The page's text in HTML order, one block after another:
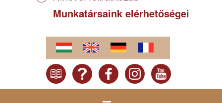
Munkatársaink elérhetőségei